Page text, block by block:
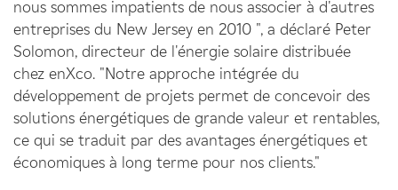
nous sommes impatients de nous associer à d'autres
entreprises du New Jersey en 2010 ", a déclaré Peter
Solomon, directeur de l'énergie solaire distribuée
chez enXco. "Notre approche intégrée du
développement de projets permet de concevoir des
solutions énergétiques de grande valeur et rentables,
ce qui se traduit par des avantages énergétiques et
économiques à long terme pour nos clients."